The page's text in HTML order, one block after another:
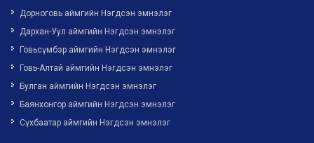
Дорноговь аймгийн Нэгдсэн эмнэлэг
Дархан-Уул аймгийн Нэгдсэн эмнэлэг
Говьсүмбэр аймгийн Нэгдсэн эмнэлэг
Говь-Алтай аймгийн Нэгдсэн эмнэлэг
Булган аймгийн Нэгдсэн эмнэлэг
Баянхонгор аймгийн Нэгдсэн эмнэлэг
Сүхбаатар аймгийн Нэгдсэн эмнэлэг